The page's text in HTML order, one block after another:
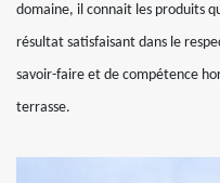
domaine, il connait les produits
résultat satisfaisant dans le
savoir-faire et de compétence
terrasse.